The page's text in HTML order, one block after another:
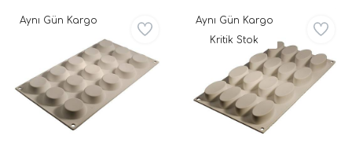
Aynı Gün Kargo
Aynı Gün Kargo
Kritik Stok